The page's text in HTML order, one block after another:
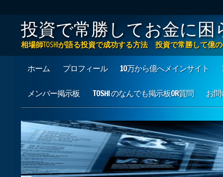
投資で常勝してお金に困
相場師TOSHIが語る投資で成功する方法 投資で常勝して億
Main menu
ホーム プロフィール 10万から億へメインサイト
メンバー掲示板 TOSHI のなんでも掲示板OR質問 お